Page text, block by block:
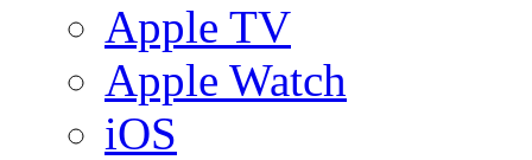
Apple TV
Apple Watch
iOS